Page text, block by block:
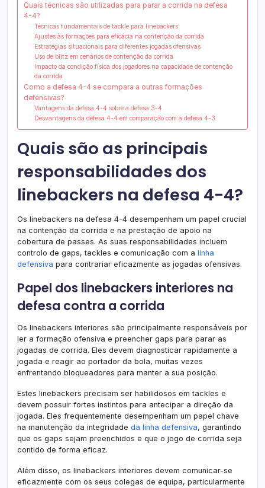
Quais técnicas são utilizadas para parar a corrida na defesa
4-4?
Técnicas fundamentais de tackle para linebackers
Ajustes às formações para eficácia na contenção da corrida
Estratégias situacionais para diferentes jogadas ofensivas
Uso de blitz em cenários de contenção da corrida
Impacto da condição física dos jogadores na capacidade de contenção
da corrida
Como a defesa 4-4 se compara a outras formações
defensivas?
Vantagens da defesa 4-4 sobre a defesa 3-4
Desvantagens da defesa 4-4 em comparação com a defesa 4-3
Quais são as principais
responsabilidades dos
linebackers na defesa 4-4?
Os linebackers na defesa 4-4 desempenham um papel crucial
na contenção da corrida e na prestação de apoio na
cobertura de passes. As suas responsabilidades incluem
controlo de gaps, tackles e comunicação com a linha
defensiva para contrariar eficazmente as jogadas ofensivas.
Papel dos linebackers interiores na
defesa contra a corrida
Os linebackers interiores são principalmente responsáveis por
ler a formação ofensiva e preencher gaps para parar as
jogadas de corrida. Eles devem diagnosticar rapidamente a
jogada e reagir ao portador da bola, muitas vezes
enfrentando bloqueadores para manter a sua posição.
Estes linebackers precisam ser habilidosos em tackles e
devem possuir fortes instintos para antecipar a direção da
jogada. Eles frequentemente desempenham um papel chave
na manutenção da integridade da linha defensiva, garantindo
que os gaps sejam preenchidos e que o jogo de corrida seja
contido de forma eficaz.
Além disso, os linebackers interiores devem comunicar-se
eficazmente com os seus colegas de equipa, particularmente